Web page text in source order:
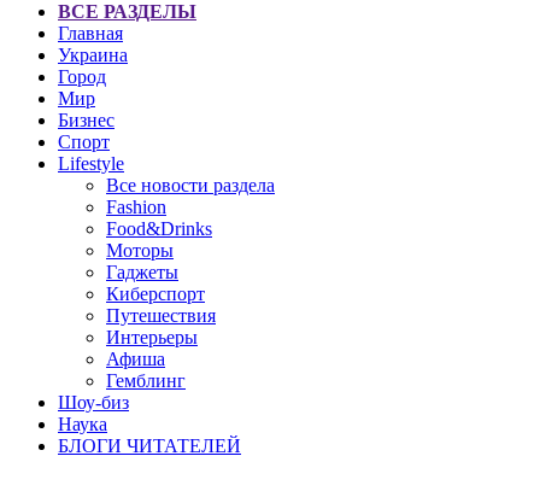
ВСЕ РАЗДЕЛЫ
Главная
Украина
Город
Мир
Бизнес
Спорт
Lifestyle
Все новости раздела
Fashion
Food&Drinks
Моторы
Гаджеты
Киберспорт
Путешествия
Интерьеры
Афиша
Гемблинг
Шоу-биз
Наука
БЛОГИ ЧИТАТЕЛЕЙ